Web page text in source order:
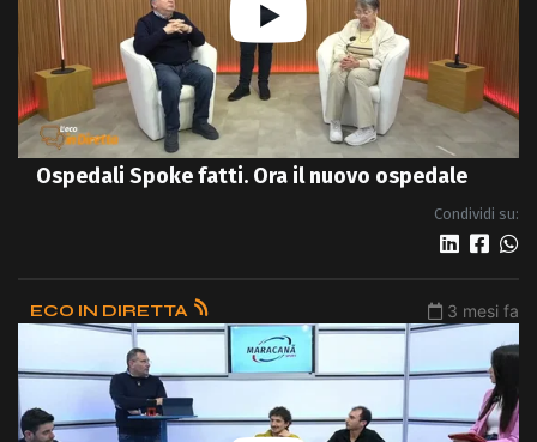
Ospedali Spoke fatti. Ora il nuovo ospedale
Condividi su:
ECO IN DIRETTA 3 mesi fa